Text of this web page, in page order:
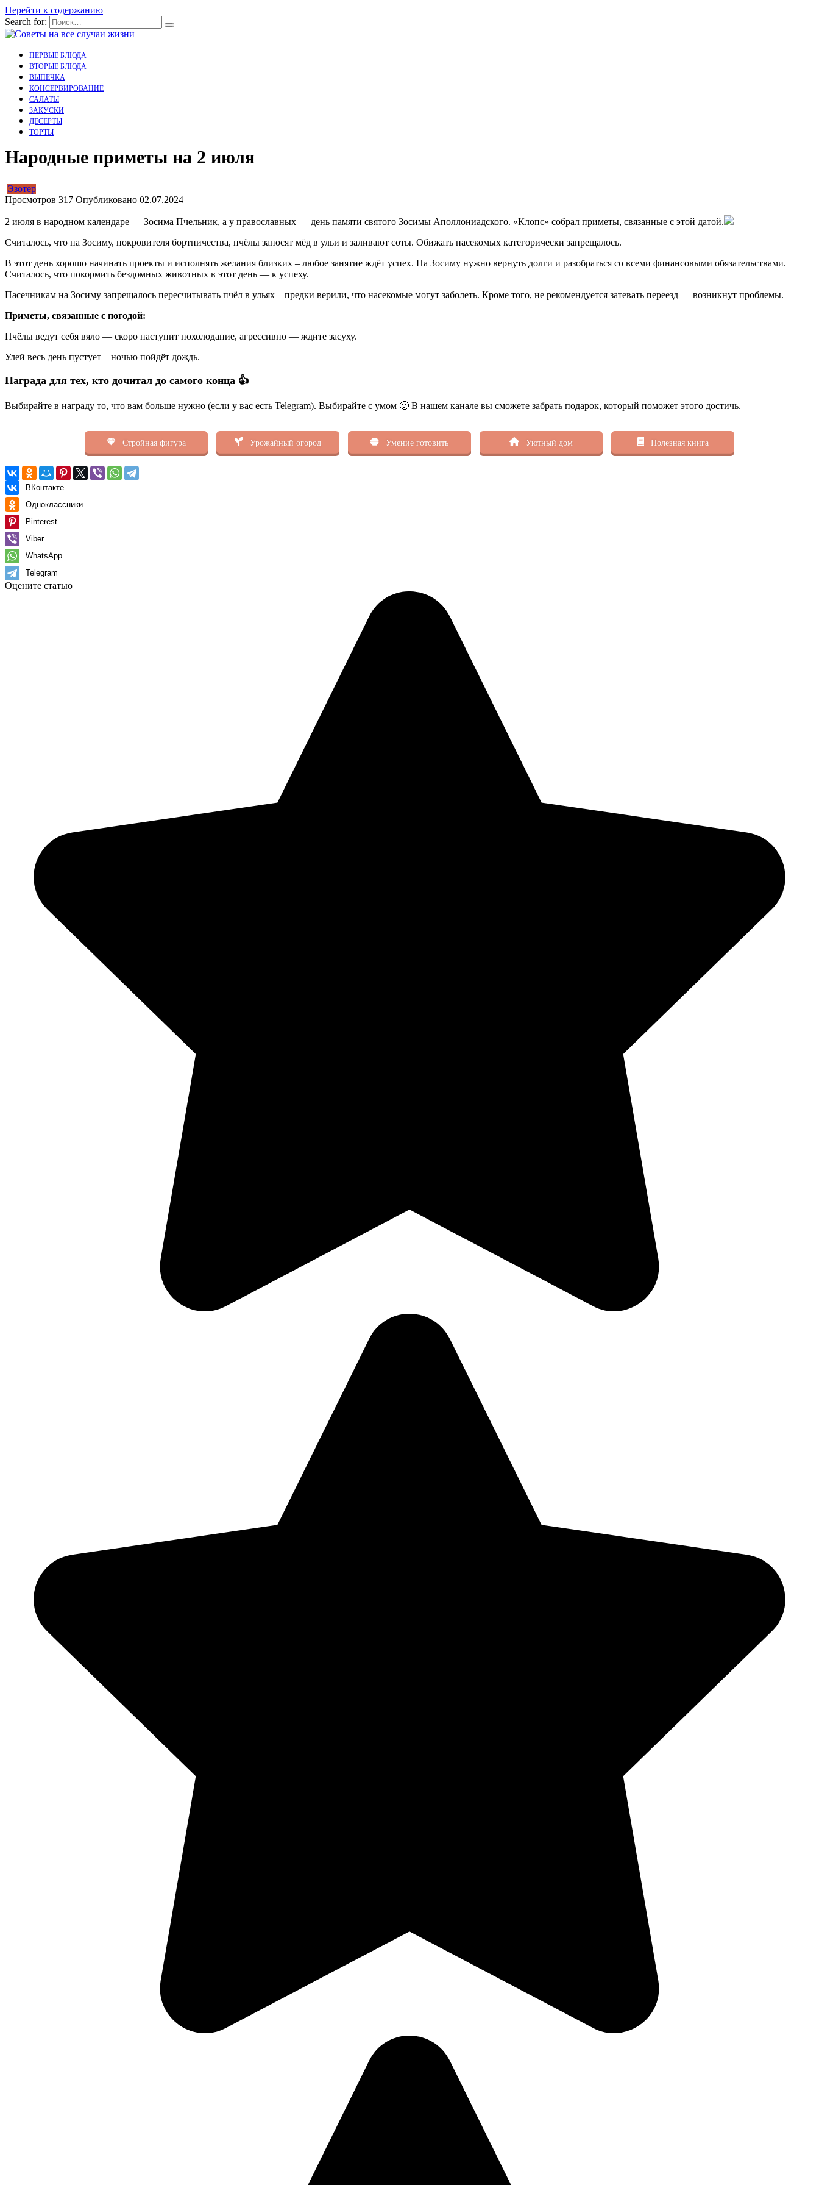
Перейти к содержанию
Search for:
ПЕРВЫЕ БЛЮДА
ВТОРЫЕ БЛЮДА
ВЫПЕЧКА
КОНСЕРВИРОВАНИЕ
САЛАТЫ
ЗАКУСКИ
ДЕСЕРТЫ
ТОРТЫ
Народные приметы на 2 июля
Эзотер
Просмотров 317 Опубликовано 02.07.2024
2 июля в народном календаре — Зосима Пчельник, а у православных — день памяти святого Зосимы Аполлониадского. «Клопс» собрал приметы, связанные с этой датой.
Считалось, что на Зосиму, покровителя бортничества, пчёлы заносят мёд в ульи и заливают соты. Обижать насекомых категорически запрещалось.
В этот день хорошо начинать проекты и исполнять желания близких – любое занятие ждёт успех. На Зосиму нужно вернуть долги и разобраться со всеми финансовыми обязательствами.
Считалось, что покормить бездомных животных в этот день — к успеху.
Пасечникам на Зосиму запрещалось пересчитывать пчёл в ульях – предки верили, что насекомые могут заболеть. Кроме того, не рекомендуется затевать переезд — возникнут проблемы.
Приметы, связанные с погодой:
Пчёлы ведут себя вяло — скоро наступит похолодание, агрессивно — ждите засуху.
Улей весь день пустует – ночью пойдёт дождь.
Награда для тех, кто дочитал до самого конца 👍
Выбирайте в награду то, что вам больше нужно (если у вас есть Telegram). Выбирайте с умом 🙂 В нашем канале вы сможете забрать подарок, который поможет этого достичь.
Стройная фигура Урожайный огород Умение готовить Уютный дом Полезная книга
ВКонтакте
Одноклассники
Pinterest
Viber
WhatsApp
Telegram
Оцените статью